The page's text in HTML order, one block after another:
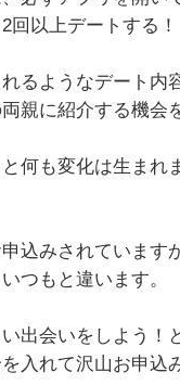
回以上デートする！
るようなデート内
親に紹介する機会
何も変化は生まれ
込みされています
つもと違います。
出会いをしよう！
入れて沢山お申込